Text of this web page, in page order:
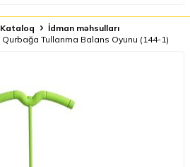
Kataloq
İdman məhsulları
Qurbağa Tullanma Balans Oyunu (144-1)